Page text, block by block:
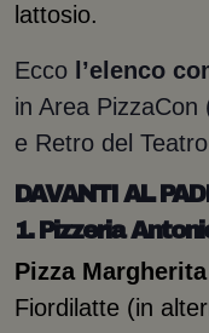
lattosio.
Ecco l’elenco
in Area PizzaCon
e Retro del
DAVANTI AL
1. Pizzeria
Pizza
Fiordilatte (in